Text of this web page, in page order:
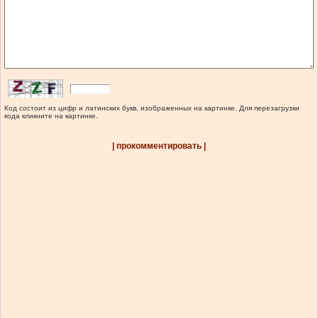
Код состоит из цифр и латинских букв, изображенных на картинке. Для перезагрузки
кода кликните на картинке.
| прокомментировать |